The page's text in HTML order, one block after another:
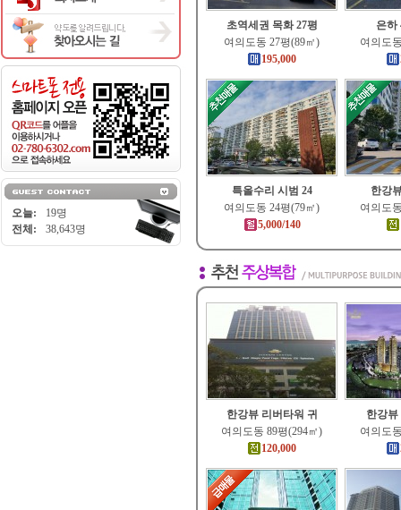
오늘:
19명
전체:
38,643명
초역세권 목화 27평
여의도동 27평(89㎡)
195,000
은하
여의도
특올수리 시범 24
여의도동 24평(79㎡)
5,000/140
한강
여의도
한강뷰 리버타워 귀
여의도동 89평(294㎡)
120,000
한강뷰
여의도